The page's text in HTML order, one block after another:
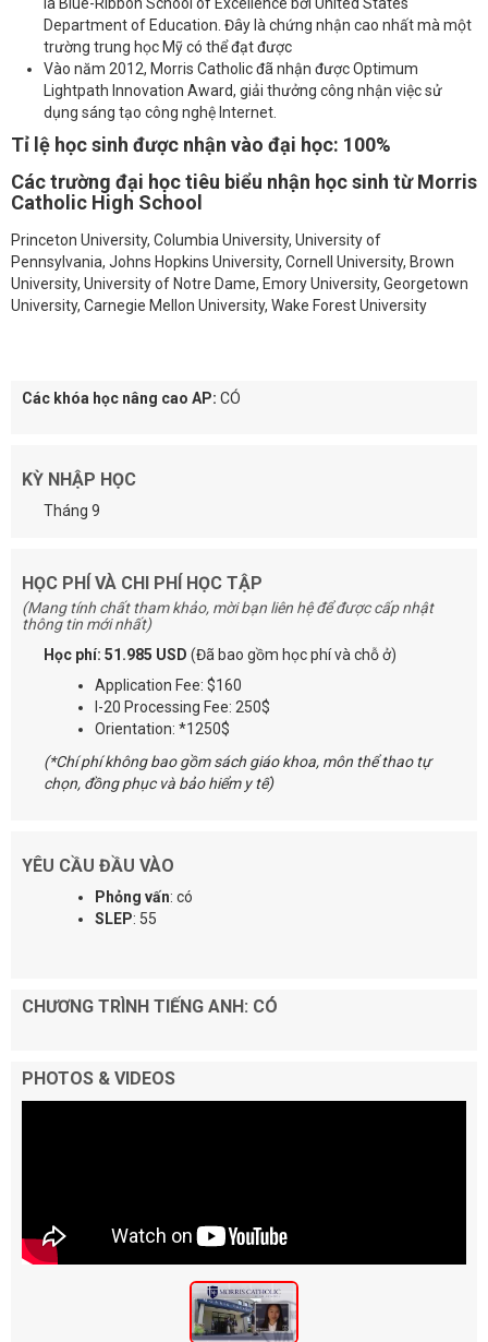
Department of Education. Đây là chứng nhận cao nhất mà một
trường trung học Mỹ có thể đạt được
Vào năm 2012, Morris Catholic đã nhận được Optimum
Lightpath Innovation Award, giải thưởng công nhận việc sử
dụng sáng tạo công nghệ Internet.
Tỉ lệ học sinh được nhận vào đại học: 100%
Các trường đại học tiêu biểu nhận học sinh từ Morris
Catholic High School
Princeton University, Columbia University, University of
Pennsylvania, Johns Hopkins University, Cornell University, Brown
University, University of Notre Dame, Emory University, Georgetown
University, Carnegie Mellon University, Wake Forest University
Các khóa học nâng cao AP: CÓ
KỲ NHẬP HỌC
Tháng 9
HỌC PHÍ VÀ CHI PHÍ HỌC TẬP
(Mang tính chất tham khảo, mời bạn liên hệ để được cấp nhật
thông tin mới nhất)
Học phí: 51.985 USD (Đã bao gồm học phí và chỗ ở)
Application Fee: $160
I-20 Processing Fee: 250$
Orientation: *1250$
(*Chí phí không bao gồm sách giáo khoa, môn thể thao tự
chọn, đồng phục và bảo hiểm y tế)
YÊU CẦU ĐẦU VÀO
Phỏng vấn: có
SLEP: 55
CHƯƠNG TRÌNH TIẾNG ANH: CÓ
PHOTOS & VIDEOS